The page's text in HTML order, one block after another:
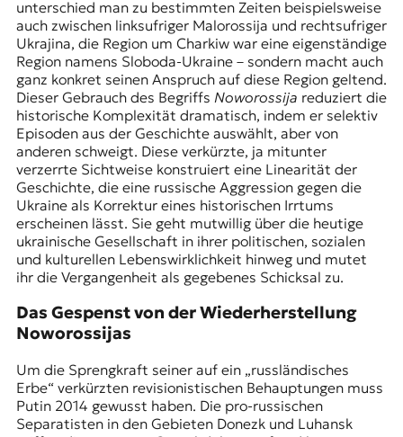
unterschied man zu bestimmten Zeiten beispielsweise
auch zwischen linksufriger Malorossija und rechtsufriger
Ukrajina, die Region um Charkiw war eine eigenständige
Region namens Sloboda-Ukraine – sondern macht auch
ganz konkret seinen Anspruch auf diese Region geltend.
Dieser Gebrauch des Begriffs Noworossija reduziert die
historische Komplexität dramatisch, indem er selektiv
Episoden aus der Geschichte auswählt, aber von
anderen schweigt. Diese verkürzte, ja mitunter
verzerrte Sichtweise konstruiert eine Linearität der
Geschichte, die eine russische Aggression gegen die
Ukraine als Korrektur eines historischen Irrtums
erscheinen lässt. Sie geht mutwillig über die heutige
ukrainische Gesellschaft in ihrer politischen, sozialen
und kulturellen Lebenswirklichkeit hinweg und mutet
ihr die Vergangenheit als gegebenes Schicksal zu.
Das Gespenst von der Wiederherstellung
Noworossijas
Um die Sprengkraft seiner auf ein „russländisches
Erbe“ verkürzten revisionistischen Behauptungen muss
Putin 2014 gewusst haben. Die pro-russischen
Separatisten in den Gebieten Donezk und Luhansk